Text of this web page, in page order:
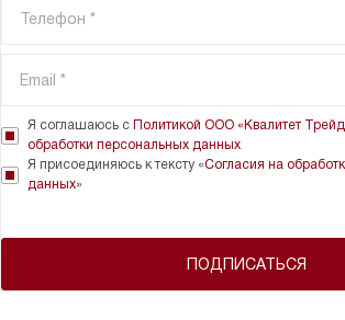
ПОДПИСАТЬСЯ
Я соглашаюсь с Политикой ООО «Квалитет
обработки персональных данных
Я присоединяюсь к тексту «Согласия на
данных»